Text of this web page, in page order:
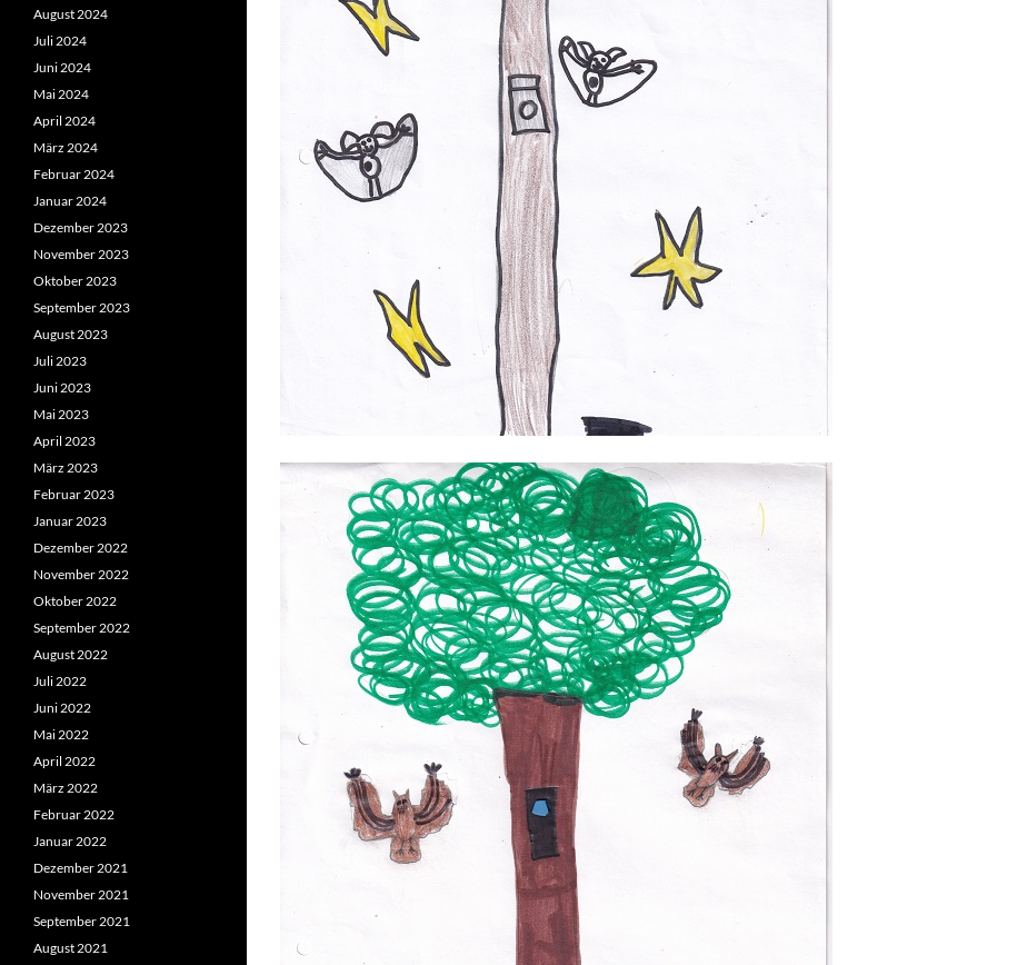
August 2024
Juli 2024
Juni 2024
Mai 2024
April 2024
März 2024
Februar 2024
Januar 2024
Dezember 2023
November 2023
Oktober 2023
September 2023
August 2023
Juli 2023
Juni 2023
Mai 2023
April 2023
März 2023
Februar 2023
Januar 2023
Dezember 2022
November 2022
Oktober 2022
September 2022
August 2022
Juli 2022
Juni 2022
Mai 2022
April 2022
März 2022
Februar 2022
Januar 2022
Dezember 2021
November 2021
September 2021
August 2021